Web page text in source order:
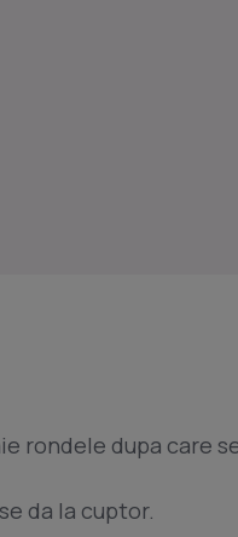
rondele dupa care
da la cuptor.